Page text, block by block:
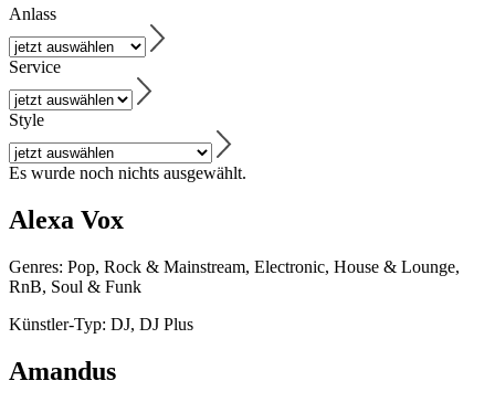
Anlass
Service
Style
Es wurde noch nichts ausgewählt.
Alexa Vox
Genres: Pop, Rock & Mainstream, Electronic, House & Lounge,
RnB, Soul & Funk
Künstler-Typ: DJ, DJ Plus
Amandus